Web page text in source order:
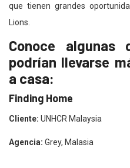
que tienen grandes
Lions.
Conoce
podrían llevarse
a casa:
Finding Home
Cliente: UNHCR Malaysia
Agencia: Grey, Malasia